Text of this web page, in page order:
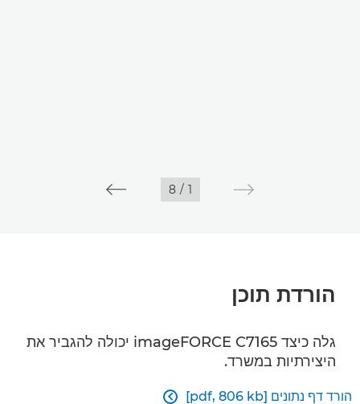
1
/
8
הורדת תוכן
גלה כיצד imageFORCE C7165 יכולה להגביר את
היצירתיות במשרד.
הורד דף נתונים [pdf, 806 kb] 